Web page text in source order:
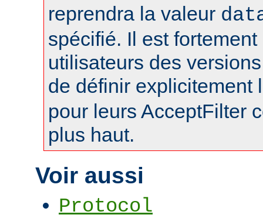
reprendra la valeur
spécifié. Il est
utilisateurs des
de définir explicitement
pour leurs AcceptFilter
plus haut.
Voir aussi
Protocol